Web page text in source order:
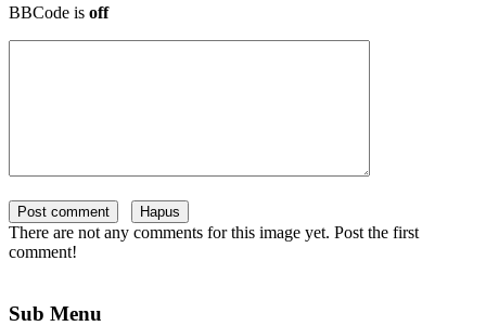
BBCode is off
There are not any comments for this image yet. Post the first
comment!
Sub Menu